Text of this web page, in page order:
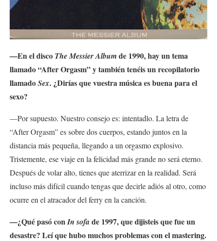
—En el disco The Messier Albumde 1990, hay un tema
llamado “After Orgasm” y también tenéis un recopilatorio
llamadoSex. ¿Dirías que vuestra música es buena para el
sexo?
—Por supuesto. Nuestro consejo es: intentadlo. La letra de
“After Orgasm” es sobre dos cuerpos, estando juntos en la
distancia más pequeña, llegando a un orgasmo explosivo.
Tristemente, ese viaje en la felicidad más grande no será eterno.
Después de volar alto, tienes que aterrizar en la realidad. Será
incluso más difícil cuando tengas que decirle adiós al otro, como
ocurre en el atracador del ferry en la canción.
—¿Qué pasó conIn sofade 1997, que dijisteis que fue un
desastre? Leí que hubo muchos problemas con el mastering.